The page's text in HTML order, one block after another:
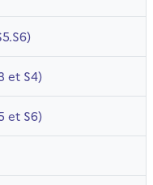
et S4)
et S6)